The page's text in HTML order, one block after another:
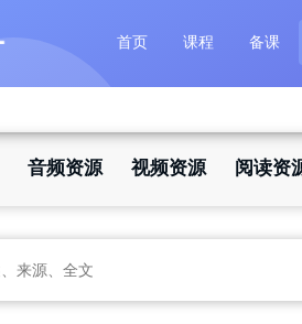
首页 课程 备课
音频资源 视频资源 阅读资